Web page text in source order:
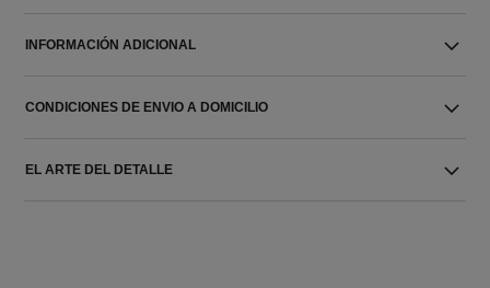
INFORMACIÓN ADICIONAL
CONDICIONES DE ENVIO A DOMICILIO
EL ARTE DEL DETALLE